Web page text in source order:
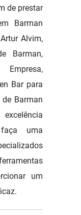
de prestar
Barman
Alvim,
Barman,
Bar para
Barman
uma
um